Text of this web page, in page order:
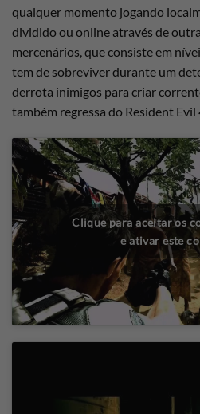
qualquer momento jogando
dividido ou online através de
mercenários, que consiste em
tem de sobreviver durante um
derrota inimigos para criar
também regressa do Resident Evil
Clique para aceitar os
e ativar este